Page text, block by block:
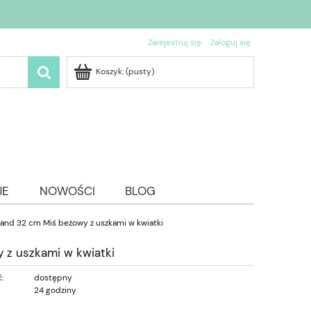
Zarejestruj się Zaloguj się
Koszyk:(pusty)
NOWOŚCI BLOG
32 cm Miś beżowy z uszkami w kwiatki
z uszkami w kwiatki
dostępny
24 godziny